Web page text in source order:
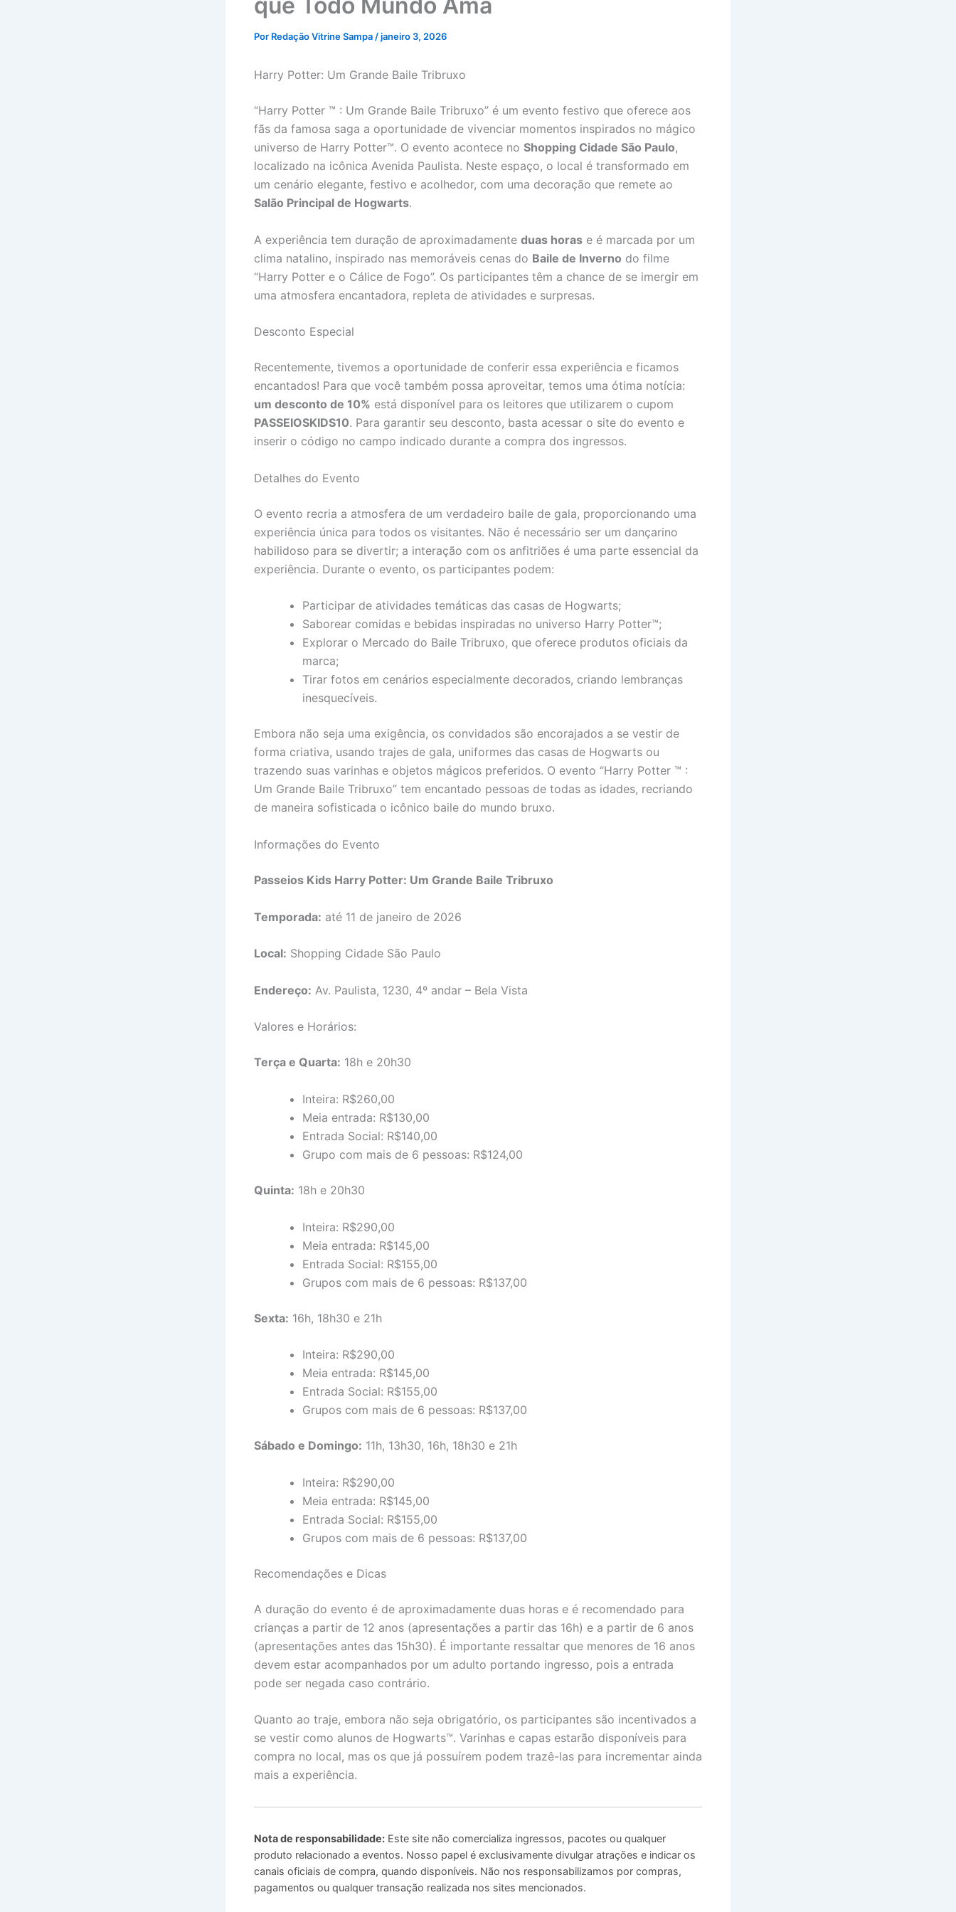
Por Redação Vitrine Sampa /janeiro 3, 2026
Harry Potter: Um Grande Baile Tribruxo
“Harry Potter ™ : Um Grande Baile Tribruxo” é um evento festivo que oferece aos
fãs da famosa saga a oportunidade de vivenciar momentos inspirados no mágico
universo de Harry Potter™. O evento acontece no Shopping Cidade São Paulo,
localizado na icônica Avenida Paulista. Neste espaço, o local é transformado em
um cenário elegante, festivo e acolhedor, com uma decoração que remete ao
Salão Principal de Hogwarts.
A experiência tem duração de aproximadamente duas horas e é marcada por um
clima natalino, inspirado nas memoráveis cenas do Baile de Inverno do filme
“Harry Potter e o Cálice de Fogo”. Os participantes têm a chance de se imergir em
uma atmosfera encantadora, repleta de atividades e surpresas.
Desconto Especial
Recentemente, tivemos a oportunidade de conferir essa experiência e ficamos
encantados! Para que você também possa aproveitar, temos uma ótima notícia:
um desconto de 10% está disponível para os leitores que utilizarem o cupom
PASSEIOSKIDS10. Para garantir seu desconto, basta acessar o site do evento e
inserir o código no campo indicado durante a compra dos ingressos.
Detalhes do Evento
O evento recria a atmosfera de um verdadeiro baile de gala, proporcionando uma
experiência única para todos os visitantes. Não é necessário ser um dançarino
habilidoso para se divertir; a interação com os anfitriões é uma parte essencial da
experiência. Durante o evento, os participantes podem:
Participar de atividades temáticas das casas de Hogwarts;
Saborear comidas e bebidas inspiradas no universo Harry Potter™;
Explorar o Mercado do Baile Tribruxo, que oferece produtos oficiais da
marca;
Tirar fotos em cenários especialmente decorados, criando lembranças
inesquecíveis.
Embora não seja uma exigência, os convidados são encorajados a se vestir de
forma criativa, usando trajes de gala, uniformes das casas de Hogwarts ou
trazendo suas varinhas e objetos mágicos preferidos. O evento “Harry Potter ™ :
Um Grande Baile Tribruxo” tem encantado pessoas de todas as idades, recriando
de maneira sofisticada o icônico baile do mundo bruxo.
Informações do Evento
Passeios Kids Harry Potter: Um Grande Baile Tribruxo
Temporada: até 11 de janeiro de 2026
Local: Shopping Cidade São Paulo
Endereço: Av. Paulista, 1230, 4º andar – Bela Vista
Valores e Horários:
Terça e Quarta: 18h e 20h30
Inteira: R$260,00
Meia entrada: R$130,00
Entrada Social: R$140,00
Grupo com mais de 6 pessoas: R$124,00
Quinta: 18h e 20h30
Inteira: R$290,00
Meia entrada: R$145,00
Entrada Social: R$155,00
Grupos com mais de 6 pessoas: R$137,00
Sexta: 16h, 18h30 e 21h
Inteira: R$290,00
Meia entrada: R$145,00
Entrada Social: R$155,00
Grupos com mais de 6 pessoas: R$137,00
Sábado e Domingo: 11h, 13h30, 16h, 18h30 e 21h
Inteira: R$290,00
Meia entrada: R$145,00
Entrada Social: R$155,00
Grupos com mais de 6 pessoas: R$137,00
Recomendações e Dicas
A duração do evento é de aproximadamente duas horas e é recomendado para
crianças a partir de 12 anos (apresentações a partir das 16h) e a partir de 6 anos
(apresentações antes das 15h30). É importante ressaltar que menores de 16 anos
devem estar acompanhados por um adulto portando ingresso, pois a entrada
pode ser negada caso contrário.
Quanto ao traje, embora não seja obrigatório, os participantes são incentivados a
se vestir como alunos de Hogwarts™. Varinhas e capas estarão disponíveis para
compra no local, mas os que já possuírem podem trazê-las para incrementar ainda
mais a experiência.
Nota de responsabilidade: Este site não comercializa ingressos, pacotes ou qualquer
produto relacionado a eventos. Nosso papel é exclusivamente divulgar atrações e indicar os
canais oficiais de compra, quando disponíveis. Não nos responsabilizamos por compras,
pagamentos ou qualquer transação realizada nos sites mencionados.